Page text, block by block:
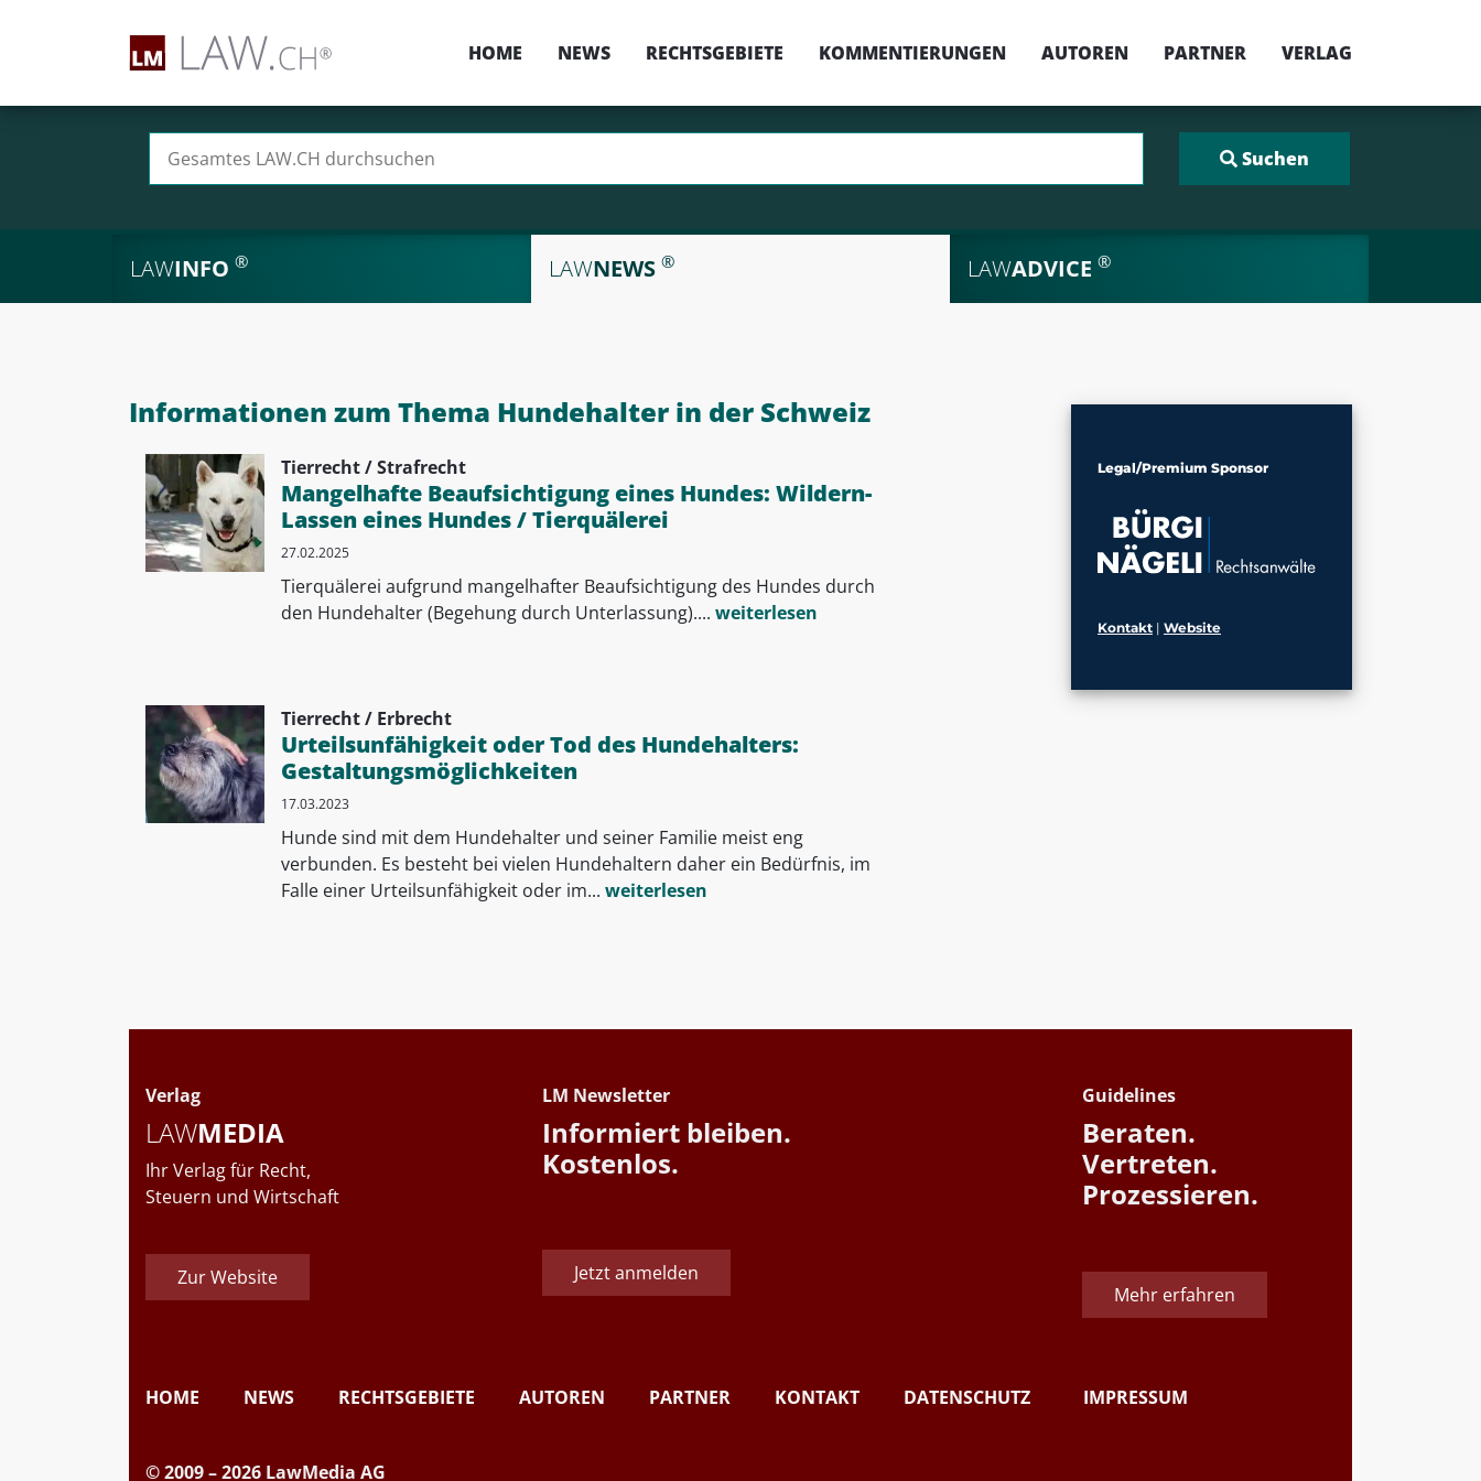
HOME NEWS RECHTSGEBIETE KOMMENTIERUNGEN AUTOREN PARTNER VERLAG
LAWINFO ® LAWNEWS ® LAWADVICE ®
Informationen zum Thema Hundehalter in der Schweiz
Tierrecht / Strafrecht
Mangelhafte Beaufsichtigung eines Hundes: Wildern-
Lassen eines Hundes / Tierquälerei
27.02.2025
Tierquälerei aufgrund mangelhafter Beaufsichtigung des Hundes durch
den Hundehalter (Begehung durch Unterlassung).... weiterlesen
Tierrecht / Erbrecht
Urteilsunfähigkeit oder Tod des Hundehalters:
Gestaltungsmöglichkeiten
17.03.2023
Hunde sind mit dem Hundehalter und seiner Familie meist eng
verbunden. Es besteht bei vielen Hundehaltern daher ein Bedürfnis, im
Falle einer Urteilsunfähigkeit oder im... weiterlesen
Legal/Premium Sponsor
Kontakt | Website
Verlag
LAWMEDIA
Ihr Verlag für Recht,
Steuern und Wirtschaft
Zur Website
LM Newsletter
Informiert bleiben.
Kostenlos.
Jetzt anmelden
Guidelines
Beraten.
Vertreten.
Prozessieren.
Mehr erfahren
HOME NEWS RECHTSGEBIETE AUTOREN PARTNER KONTAKT DATENSCHUTZ IMPRESSUM
© 2009 – 2026 LawMedia AG